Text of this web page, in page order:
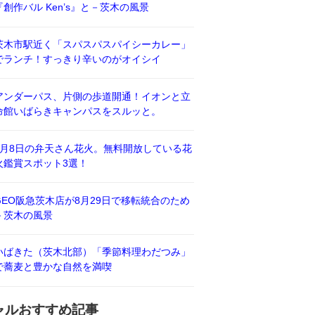
創作バル Ken’s』と－茨木の風景
木市駅近く「スパスパスパイシーカレー」
ランチ！すっきり辛いのがオイシイ
ンダーパス、片側の歩道開通！イオンと立
館いばらきキャンパスをスルッと。
8日の弁天さん花火。無料開放している花
鑑賞スポット3選！
阪急茨木店が8月29日で移転統合のため
茨木の風景
ばきた（茨木北部）「季節料理わだつみ」
蕎麦と豊かな自然を満喫
ルおすすめ記事